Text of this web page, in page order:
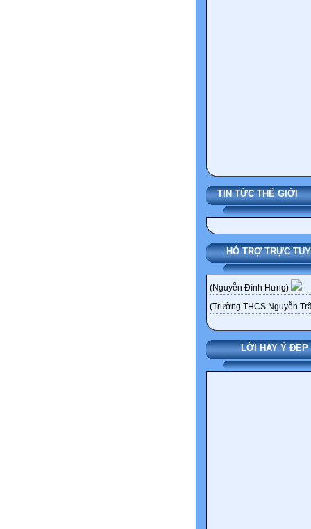
TIN TỨC THẾ
HỖ TRỢ TRỰC
(Nguyễn Đình Hưng)
(Trường THCS Nguyễn
LỜI HAY Ý ĐẸP